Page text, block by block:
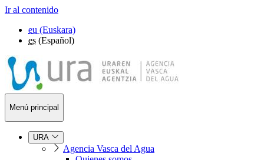
Ir al contenido
eu (Euskara)
es (Español)
Menú principal
URA
Agencia Vasca del Agua